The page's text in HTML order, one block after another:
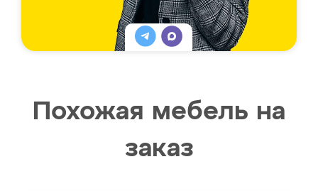
Похожая мебель на
заказ